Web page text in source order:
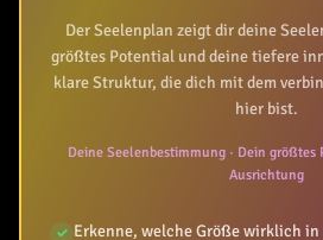
Der Seelenplan zeigt dir deine
größtes Potential und deine tiefere
klare Struktur, die dich mit dem
hier bist.
Deine Seelenbestimmung · Dein größtes
Ausrichtung
✓ Erkenne, welche Größe wirklich